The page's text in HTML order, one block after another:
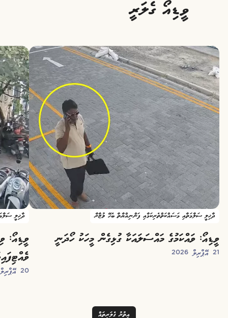
ވީޑިއޯ ގެލަރީ
ދާޚިލީ ސަލާމަތާއި މަސައްކަތްތެރިކަމާއި ފަންނިއްޔާތާ ބެހޭ ވުޒާރާ
ވީޑިއޯ: ވައްކަމުގެ މައްސަލައަކާ ގުޅިގެން މީހަކު ހޯދަނީ
21 އޭޕްރިލް 2026
ދާޚިލީ
ވީޑިއޯ:
20 އޭޕްރިލް 2026
އިތުރު ގެލަރީތައް